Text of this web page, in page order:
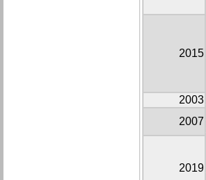
2015
2003
2007
2019